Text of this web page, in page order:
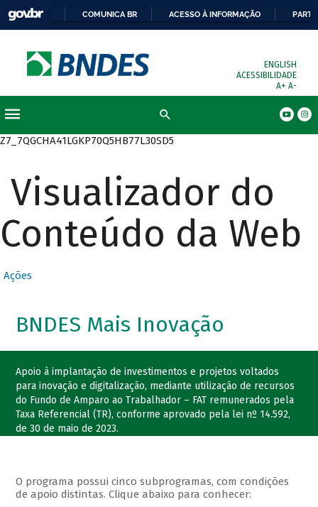
COMUNICA BR ACESSO À INFORMAÇÃO
ENGLISH
ACESSIBILIDADE
A+ A-
Z7_7QGCHA41LGKP70Q5HB77L30SD5
Visualizador do
Conteúdo da Web
Ações
BNDES Mais Inovação
Apoio à implantação de investimentos e projetos voltados
para inovação e digitalização, mediante utilização de recursos
do Fundo de Amparo ao Trabalhador – FAT remunerados pela
Taxa Referencial (TR), conforme aprovado pela lei nº 14.592,
de 30 de maio de 2023.
O programa possui cinco subprogramas, com condições
de apoio distintas. Clique abaixo para conhecer: